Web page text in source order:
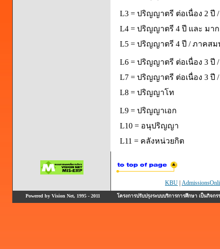
L3 = ปริญญาตรี ต่อเนื่อง 2 ปี
L4 = ปริญญาตรี 4 ปี และ มา
L5 = ปริญญาตรี 4 ปี / ภาคส
L6 = ปริญญาตรี ต่อเนื่อง 3 ปี
L7 = ปริญญาตรี ต่อเนื่อง 3 ปี
L8 = ปริญญาโท
L9 = ปริญญาเอก
L10 = อนุปริญญา
L11 = คลังหน่วยกิต
KBU
Powered by Vision Net, 1995 - 2011 โครงการปรับปรุงระบบบริการการศึกษา เป็นกิ